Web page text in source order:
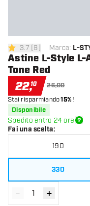
3.7 stelle di valutazione
3.7 [6] Marca: L-
Astine L-Style
Tone Red
22,10 26,00
Stai risparmiando15%!
Disponibile
Spedito entro 24 ore
Fai una scelta:
190
330
Diminuisci quantità
- Aumenta
+